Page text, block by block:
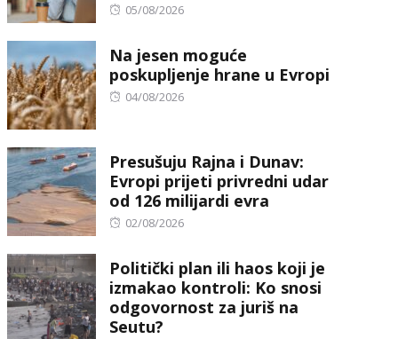
Posted
05/08/2026
Na jesen moguće
poskupljenje hrane u Evropi
Posted
04/08/2026
Presušuju Rajna i Dunav:
Evropi prijeti privredni udar
od 126 milijardi evra
Posted
02/08/2026
Politički plan ili haos koji je
izmakao kontroli: Ko snosi
odgovornost za juriš na
Seutu?